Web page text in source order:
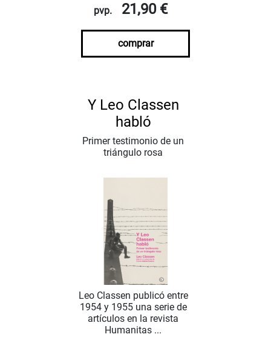
pvp. 21,90 €
comprar
Y Leo Classen
habló
Primer testimonio de un
triángulo rosa
Leo Classen publicó entre
1954 y 1955 una serie de
artículos en la revista
Humanitas ...